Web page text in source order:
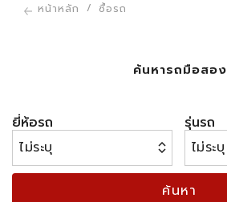
หน้าหลัก ซื้อรถ
ค้นหารถมือสอง
ยี่ห้อรถ รุ่นรถ
ค้นหา